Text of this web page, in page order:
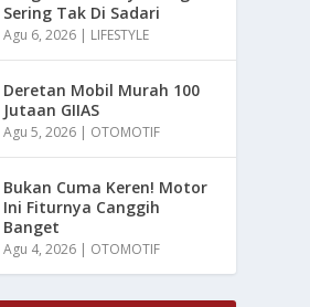
Sering Tak Di Sadari
Agu 6, 2026 | LIFESTYLE
Deretan Mobil Murah 100
Jutaan GIIAS
Agu 5, 2026 | OTOMOTIF
Bukan Cuma Keren! Motor
Ini Fiturnya Canggih
Banget
Agu 4, 2026 | OTOMOTIF